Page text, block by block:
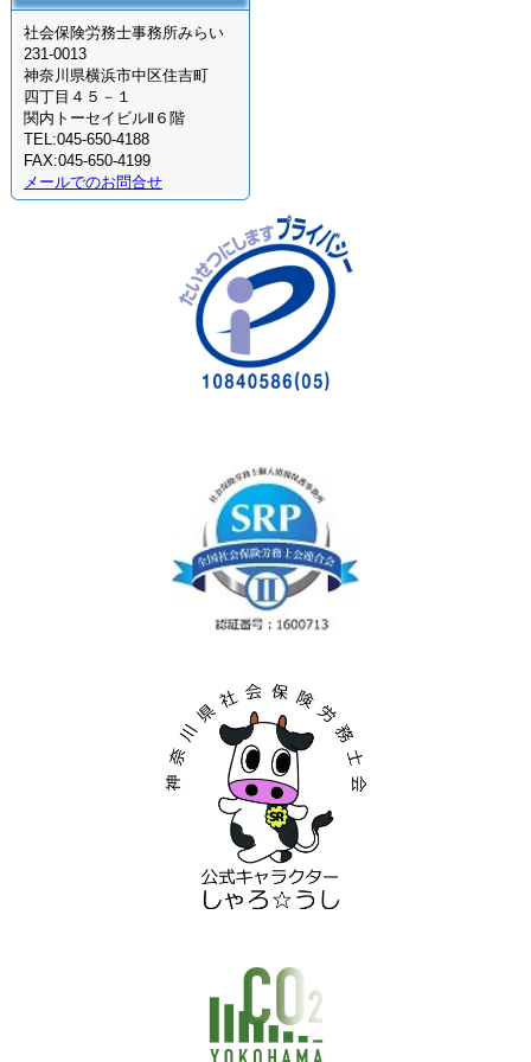
社会保険労務士事務所みらい
231-0013
神奈川県横浜市中区住吉町
四丁目４５－１
関内トーセイビルⅡ６階
TEL:045-650-4188
FAX:045-650-4199
メールでのお問合せ